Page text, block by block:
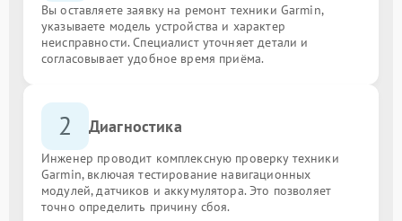
Вы оставляете заявку на ремонт техники Garmin,
указываете модель устройства и характер
неисправности. Специалист уточняет детали и
согласовывает удобное время приёма.
2 Диагностика
Инженер проводит комплексную проверку техники
Garmin, включая тестирование навигационных
модулей, датчиков и аккумулятора. Это позволяет
точно определить причину сбоя.